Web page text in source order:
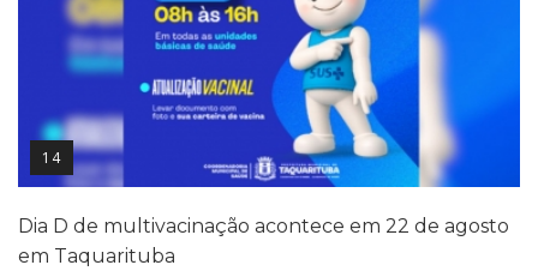
14
Dia D de multivacinação acontece em 22 de agosto
em Taquarituba